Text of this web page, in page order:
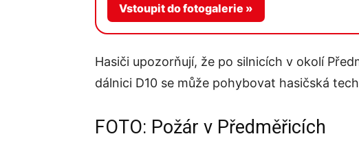
Vstoupit do fotogalerie »
Hasiči upozorňují, že po silnicích v okolí
dálnici D10 se může pohybovat hasičská
FOTO: Požár v Předměřicích